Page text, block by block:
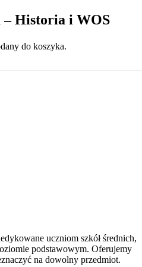
do koszyka.
– Historia i WOS
uczniom szkół średnich,
podstawowym. Oferujemy
na dowolny przedmiot.